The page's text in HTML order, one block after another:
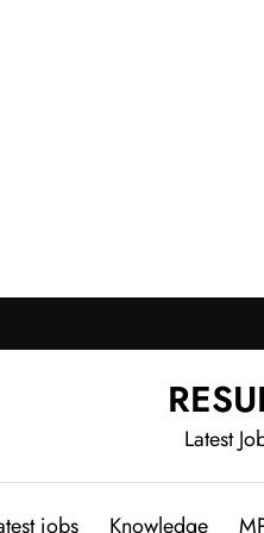
Latest
jobs Knowledge